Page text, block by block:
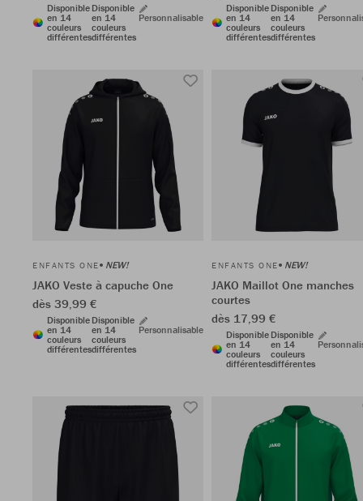
Disponible
en 14
couleurs
différentes
Disponible
en 14
couleurs
différentes
Personnalisable
Disponible
en 14
couleurs
différentes
Disponible
en 14
couleurs
différentes
ENFANTS ONE NEW!
JAKO Veste à capuche One
dès 39,99 €
Disponible
en 14
couleurs
différentes
Disponible
en 14
couleurs
différentes
Personnalisable
ENFANTS ONE NEW!
JAKO Maillot One manches
courtes
dès 17,99 €
Disponible
en 14
couleurs
différentes
Disponible
en 14
couleurs
différentes